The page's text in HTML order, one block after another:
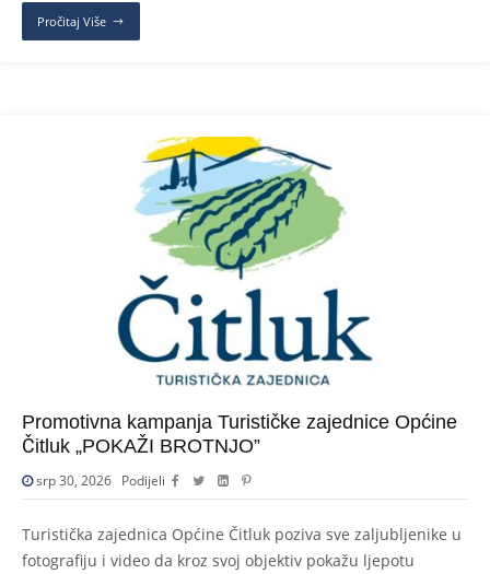
Pročitaj Više
Promotivna kampanja Turističke zajednice Općine
Čitluk „POKAŽI BROTNJO”
srp 30, 2026 Podijeli
Turistička zajednica Općine Čitluk poziva sve zaljubljenike u
fotografiju i video da kroz svoj objektiv pokažu ljepotu